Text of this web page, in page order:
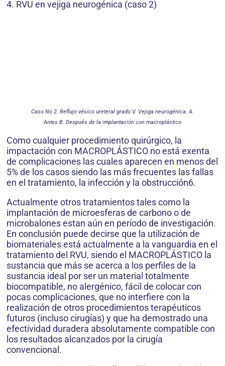
4. RVU en vejiga neurogénica (caso 2)
Caso No 2. Reflujo vésico ureteral grado V. Vejiga neurogénica. A.
Antes B. Después de la implantación con macroplástico
Como cualquier procedimiento quirúrgico, la
impactación con MACROPLÁSTICO no está exenta
de complicaciones las cuales aparecen en menos del
5% de los casos siendo las más frecuentes las fallas
en el tratamiento, la infección y la obstrucción6.
Actualmente otros tratamientos tales como la
implantación de microesferas de carbono o de
microbalones estan aún en período de investigación.
En conclusión puede decirse que la utilización de
biomateriales está actualmente a la vanguardia en el
tratamiento del RVU, siendo el MACROPLÁSTICO la
sustancia que más se acerca a los perfiles de la
sustancia ideal por ser un material totalmente
biocompatible, no alergénico, fácil de colocar con
pocas complicaciones, que no interfiere con la
realización de otros procedimientos terapéuticos
futuros (incluso cirugías) y que ha demostrado una
efectividad duradera absolutamente compatible con
los resultados alcanzados por la cirugía
convencional.